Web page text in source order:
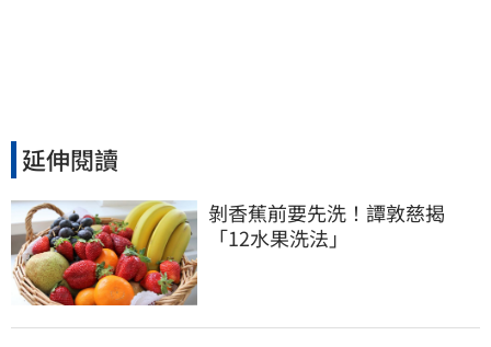
延伸閱讀
剝香蕉前要先洗！譚敦慈揭
「12水果洗法」